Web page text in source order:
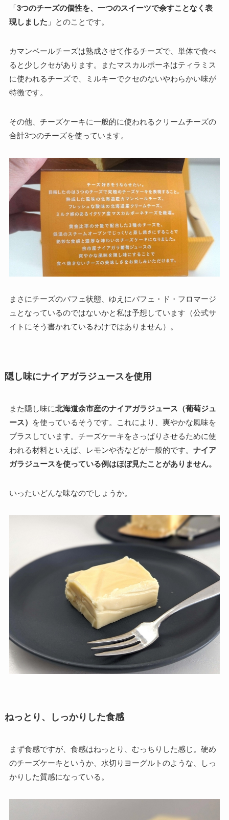
「3つのチーズの個性を、一つのスイーツで余すことなく表
現しました 」とのことです。
カマンベールチーズは熟成させて作るチーズで、単体で食べ
ると少しクセがあります。またマスカルポーネはティラミス
に使われるチーズで、ミルキーでクセのないやわらかい味が
特徴です。
その他、チーズケーキに一般的に使われるクリームチーズの
合計3つのチーズを使っています。
まさにチーズのパフェ状態、ゆえにパフェ・ド・フロマージ
ュとなっているのではないかと私は予想しています（公式サ
イトにそう書かれているわけではありません）。
隠し味にナイアガラジュースを使用
また隠し味に北海道余市産のナイアガラジュース（葡萄ジュ
ース）
を使っているそうです。これにより、爽やかな風味を
プラスしています。チーズケーキをさっぱりさせるために使
われる材料といえば、レモンや杏などが一般的です。 ナイア
ガラジュースを使っている例はほぼ見たことがありません。
いったいどんな味なのでしょうか。
ねっとり、しっかりした食感
まず食感ですが、食感はねっとり、むっちりした感じ。硬め
のチーズケーキというか、水切りヨーグルトのような、しっ
かりした質感になっている。